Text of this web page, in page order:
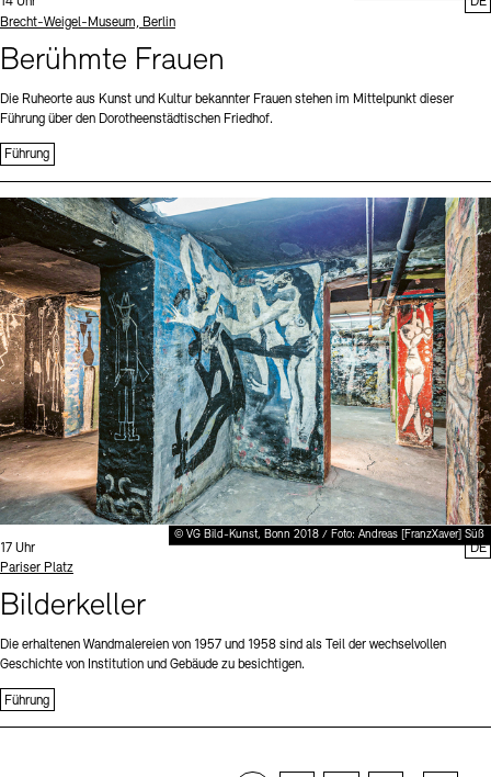
Standort
Brecht-Weigel-Museum, Berlin
Berühmte Frauen
Die Ruheorte aus Kunst und Kultur bekannter Frauen stehen im Mittelpunkt dieser
Führung über den Dorotheenstädtischen Friedhof.
Führung
© VG Bild-Kunst, Bonn 2018 / Foto: Andreas [FranzXaver] Süß
Uhrzeit:
17 Uhr
Standort
Pariser Platz
Bilderkeller
Die erhaltenen Wandmalereien von 1957 und 1958 sind als Teil der wechselvollen
Geschichte von Institution und Gebäude zu besichtigen.
Führung
DE